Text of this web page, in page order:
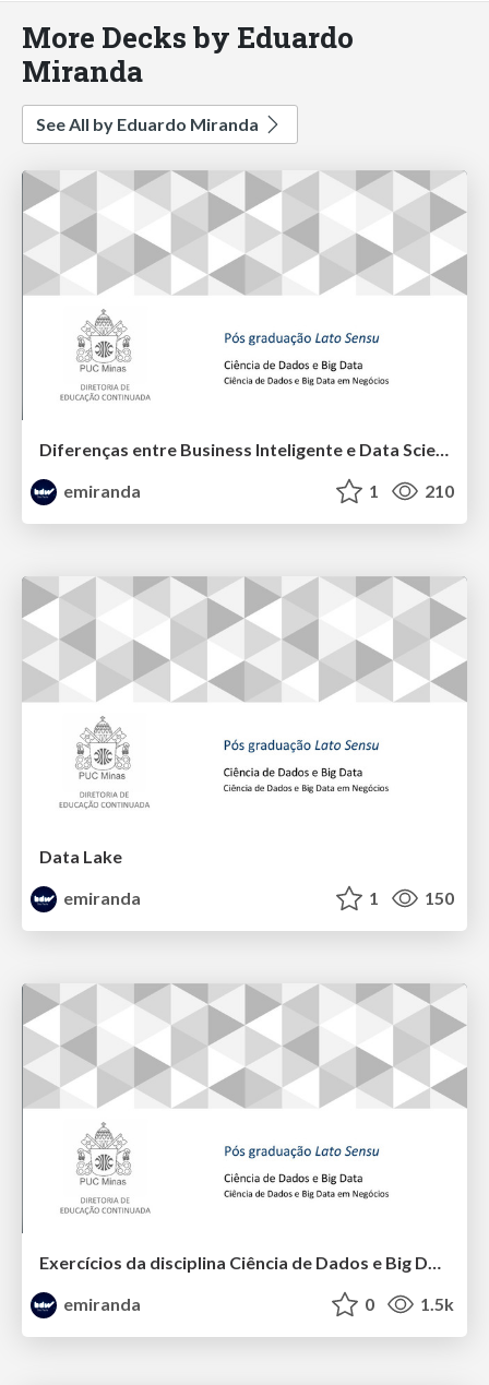
More Decks by Eduardo
Miranda
See All by Eduardo Miranda
Diferenças entre Business Inteligente e Data Science
emiranda
1 210
Data Lake
emiranda
1 150
Exercícios da disciplina Ciência de Dados e Big Data
emiranda
0 1.5k